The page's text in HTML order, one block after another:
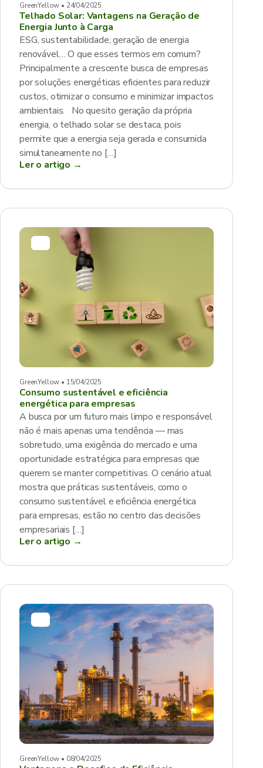
GreenYellow • 24/04/2025
Telhado Solar: Vantagens na Geração de
Energia Junto à Carga
ESG, sustentabilidade, geração de energia
renovável… O que esses termos em comum?
Principalmente a crescente busca de empresas
por soluções energéticas eficientes para reduzir
custos, otimizar o consumo e minimizar impactos
ambientais. No quesito geração da própria
energia, o telhado solar se destaca, pois
permite que a energia seja gerada e consumida
simultaneamente no […]
Ler o artigo →
GreenYellow • 15/04/2025
Consumo sustentável e eficiência
energética para empresas
A busca por um futuro mais limpo e responsável
não é mais apenas uma tendência — mas
sobretudo, uma exigência do mercado e uma
oportunidade estratégica para empresas que
querem se manter competitivas. O cenário atual
mostra que práticas sustentáveis, como o
consumo sustentável e eficiência energética
para empresas, estão no centro das decisões
empresariais […]
Ler o artigo →
GreenYellow • 08/04/2025